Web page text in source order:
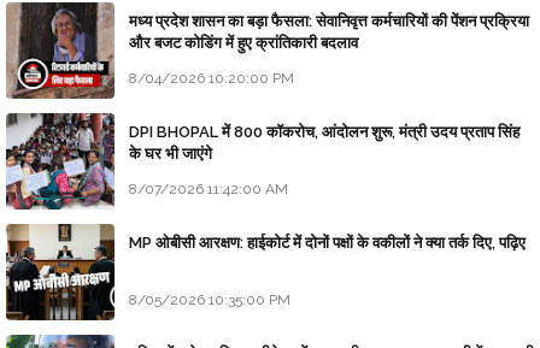
मध्य प्रदेश शासन का बड़ा फैसला: सेवानिवृत्त कर्मचारियों की पेंशन प्रक्रिया
और बजट कोडिंग में हुए क्रांतिकारी बदलाव
8/04/2026 10:20:00 PM
DPI BHOPAL में 800 कॉकरोच, आंदोलन शुरू, मंत्री उदय प्रताप सिंह
के घर भी जाएंगे
8/07/2026 11:42:00 AM
MP ओबीसी आरक्षण: हाईकोर्ट में दोनों पक्षों के वकीलों ने क्या तर्क दिए, पढ़िए
8/05/2026 10:35:00 PM